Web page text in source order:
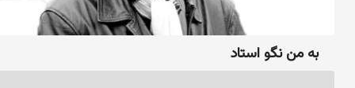
به من نگو استاد